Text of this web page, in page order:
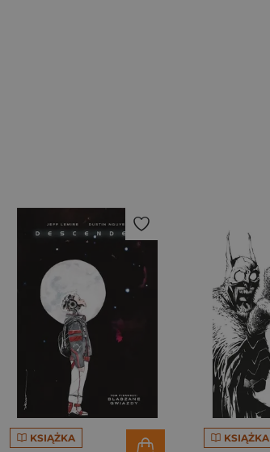
KSIĄŻKA KSIĄŻKA